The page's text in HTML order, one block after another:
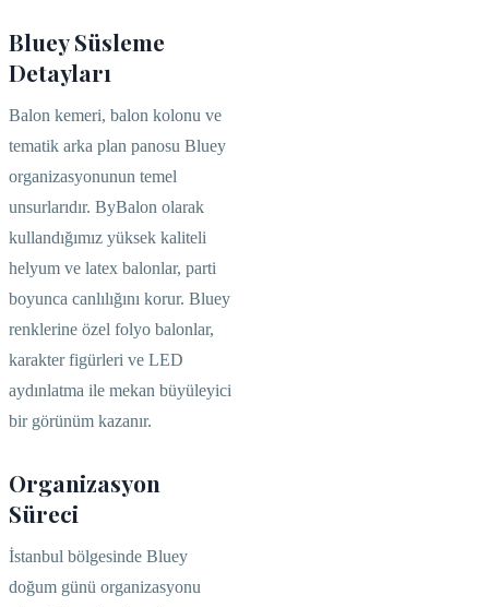
Bluey Süsleme
Detayları
Balon kemeri, balon kolonu ve
tematik arka plan panosu Bluey
organizasyonunun temel
unsurlarıdır. ByBalon olarak
kullandığımız yüksek kaliteli
helyum ve latex balonlar, parti
boyunca canlılığını korur. Bluey
renklerine özel folyo balonlar,
karakter figürleri ve LED
aydınlatma ile mekan büyüleyici
bir görünüm kazanır.
Organizasyon
Süreci
İstanbul bölgesinde Bluey
doğum günü organizasyonu